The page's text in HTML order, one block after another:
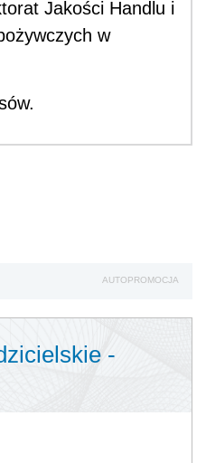
Jakości Handlu i
w
AUTOPROMOCJA
-